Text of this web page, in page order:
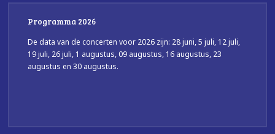
Programma 2026
De data van de concerten voor 2026 zijn: 28 juni, 5 juli, 12 juli,
19 juli, 26 juli, 1 augustus, 09 augustus, 16 augustus, 23
augustus en 30 augustus.